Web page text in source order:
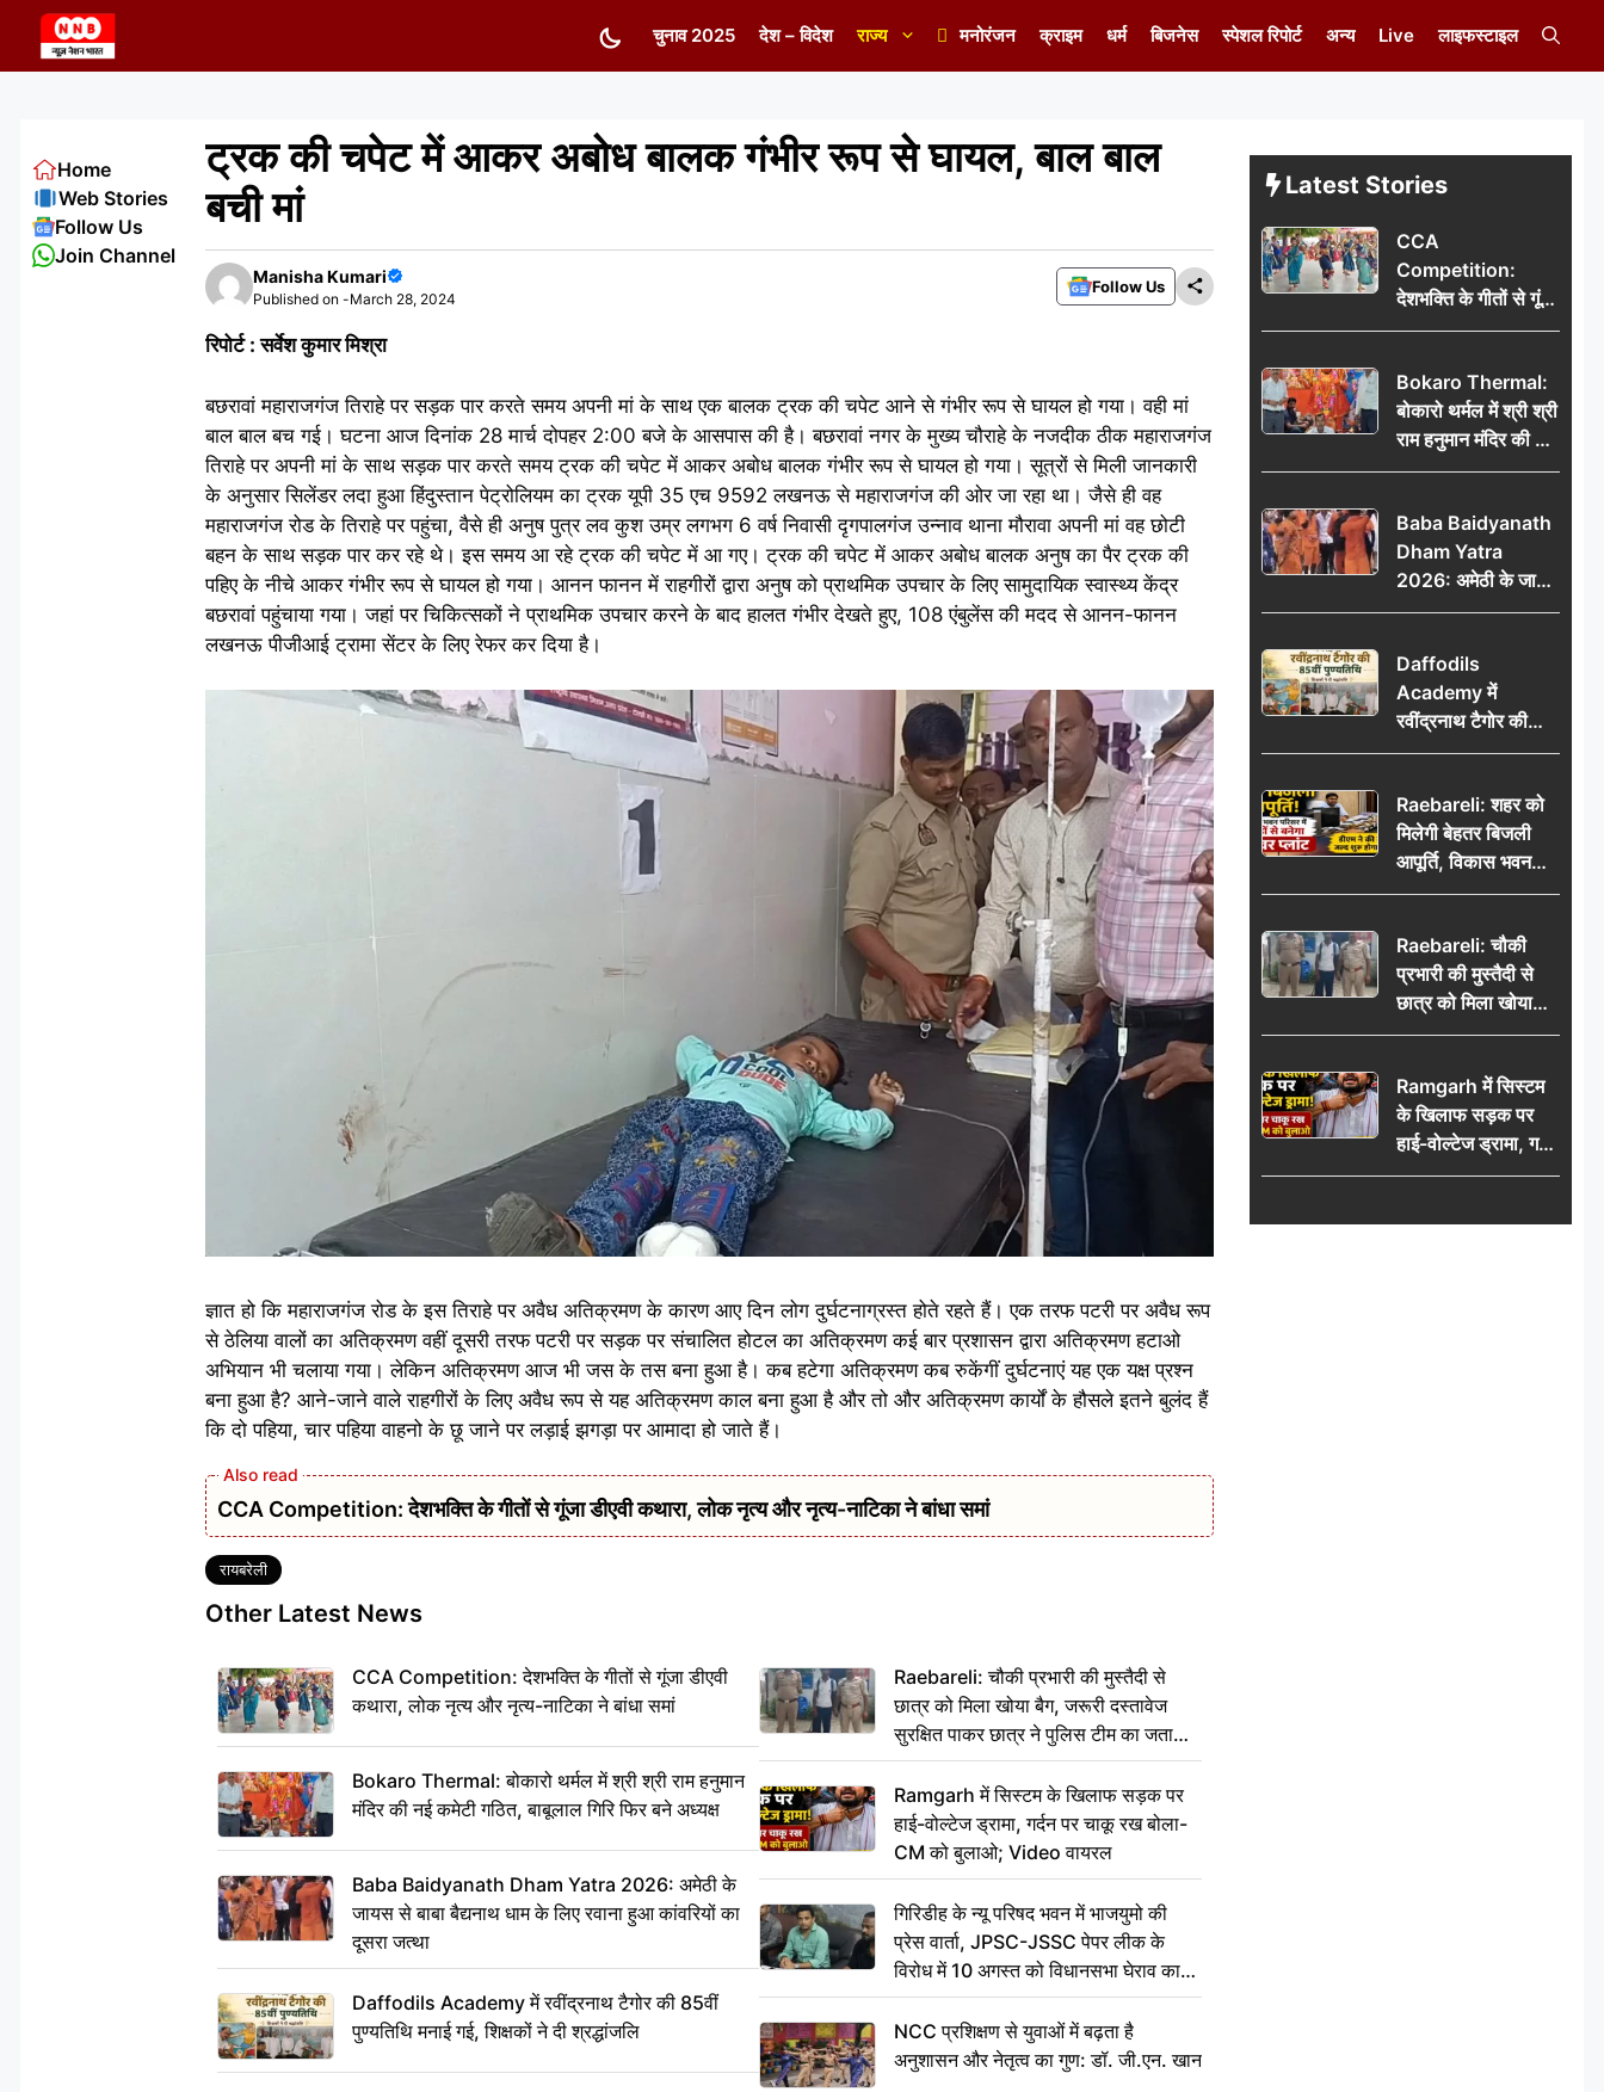
content
चुनाव 2025 देश – विदेश राज्य मनोरंजन क्राइम धर्म बिजनेस स्पेशल रिपोर्ट अन्य Live लाइफस्टाइल
ट्रक की चपेट में आकर अबोध बालक गंभीर रूप से घायल, बाल बाल
बची मां
Manisha Kumari
Published on -March 28, 2024
Follow Us
रिपोर्ट : सर्वेश कुमार मिश्रा
बछरावां महाराजगंज तिराहे पर सड़क पार करते समय अपनी मां के साथ एक बालक ट्रक की चपेट आने से गंभीर रूप से घायल हो गया। वही मां
बाल बाल बच गई। घटना आज दिनांक 28 मार्च दोपहर 2:00 बजे के आसपास की है। बछरावां नगर के मुख्य चौराहे के नजदीक ठीक महाराजगंज
तिराहे पर अपनी मां के साथ सड़क पार करते समय ट्रक की चपेट में आकर अबोध बालक गंभीर रूप से घायल हो गया। सूत्रों से मिली जानकारी
के अनुसार सिलेंडर लदा हुआ हिंदुस्तान पेट्रोलियम का ट्रक यूपी 35 एच 9592 लखनऊ से महाराजगंज की ओर जा रहा था। जैसे ही वह
महाराजगंज रोड के तिराहे पर पहुंचा, वैसे ही अनुष पुत्र लव कुश उम्र लगभग 6 वर्ष निवासी दृगपालगंज उन्नाव थाना मौरावा अपनी मां वह छोटी
बहन के साथ सड़क पार कर रहे थे। इस समय आ रहे ट्रक की चपेट में आ गए। ट्रक की चपेट में आकर अबोध बालक अनुष का पैर ट्रक की
पहिए के नीचे आकर गंभीर रूप से घायल हो गया। आनन फानन में राहगीरों द्वारा अनुष को प्राथमिक उपचार के लिए सामुदायिक स्वास्थ्य केंद्र
बछरावां पहुंचाया गया। जहां पर चिकित्सकों ने प्राथमिक उपचार करने के बाद हालत गंभीर देखते हुए, 108 एंबुलेंस की मदद से आनन-फानन
लखनऊ पीजीआई ट्रामा सेंटर के लिए रेफर कर दिया है।
ज्ञात हो कि महाराजगंज रोड के इस तिराहे पर अवैध अतिक्रमण के कारण आए दिन लोग दुर्घटनाग्रस्त होते रहते हैं। एक तरफ पटरी पर अवैध रूप
से ठेलिया वालों का अतिक्रमण वहीं दूसरी तरफ पटरी पर सड़क पर संचालित होटल का अतिक्रमण कई बार प्रशासन द्वारा अतिक्रमण हटाओ
अभियान भी चलाया गया। लेकिन अतिक्रमण आज भी जस के तस बना हुआ है। कब हटेगा अतिक्रमण कब रुकेंगीं दुर्घटनाएं यह एक यक्ष प्रश्न
बना हुआ है? आने-जाने वाले राहगीरों के लिए अवैध रूप से यह अतिक्रमण काल बना हुआ है और तो और अतिक्रमण कार्यों के हौसले इतने बुलंद हैं
कि दो पहिया, चार पहिया वाहनो के छू जाने पर लड़ाई झगड़ा पर आमादा हो जाते हैं।
CCA Competition: देशभक्ति के गीतों से गूंजा डीएवी कथारा, लोक नृत्य और नृत्य-नाटिका ने बांधा समां
Tags
रायबरेली
Other Latest News
CCA Competition: देशभक्ति के गीतों से गूंजा डीएवी
कथारा, लोक नृत्य और नृत्य-नाटिका ने बांधा समां
Bokaro Thermal: बोकारो थर्मल में श्री श्री राम हनुमान
मंदिर की नई कमेटी गठित, बाबूलाल गिरि फिर बने अध्यक्ष
Baba Baidyanath Dham Yatra 2026: अमेठी के
जायस से बाबा बैद्यनाथ धाम के लिए रवाना हुआ कांवरियों का
दूसरा जत्था
Daffodils Academy में रवींद्रनाथ टैगोर की 85वीं
पुण्यतिथि मनाई गई, शिक्षकों ने दी श्रद्धांजलि
Raebareli: चौकी प्रभारी की मुस्तैदी से
छात्र को मिला खोया बैग, जरूरी दस्तावेज
सुरक्षित पाकर छात्र ने पुलिस टीम का जताया
आभार
Ramgarh में सिस्टम के खिलाफ सड़क पर
हाई-वोल्टेज ड्रामा, गर्दन पर चाकू रख बोला-
CM को बुलाओ; Video वायरल
गिरिडीह के न्यू परिषद भवन में भाजयुमो की
प्रेस वार्ता, JPSC-JSSC पेपर लीक के
विरोध में 10 अगस्त को विधानसभा घेराव का
ऐलान
NCC प्रशिक्षण से युवाओं में बढ़ता है
अनुशासन और नेतृत्व का गुण: डॉ. जी.एन. खान
Home
Web Stories
Follow Us
Join Channel
Latest Stories
CCA
Competition:
देशभक्ति के गीतों से गूंजा
डीएवी कथारा, लोक
बांधा समां
Bokaro Thermal:
बोकारो थर्मल में श्री श्री
राम हनुमान मंदिर की नई
कमेटी गठित, बाबूलाल
Baba Baidyanath
Dham Yatra
2026: अमेठी के जायस
से बाबा बैद्यनाथ धाम के
का दूसरा जत्था
Daffodils
Academy में
रवींद्रनाथ टैगोर की
85वीं पुण्यतिथि मनाई
श्रद्धांजलि
Raebareli: शहर को
मिलेगी बेहतर बिजली
आपूर्ति, विकास भवन
परिसर में करोड़ों से
Raebareli: चौकी
प्रभारी की मुस्तैदी से
छात्र को मिला खोया
बैग, जरूरी दस्तावेज
पुलिस टीम का जताया
आभार
Ramgarh में सिस्टम
के खिलाफ सड़क पर
हाई-वोल्टेज ड्रामा, गर्दन
पर चाकू रख बोला- CM
वायरल